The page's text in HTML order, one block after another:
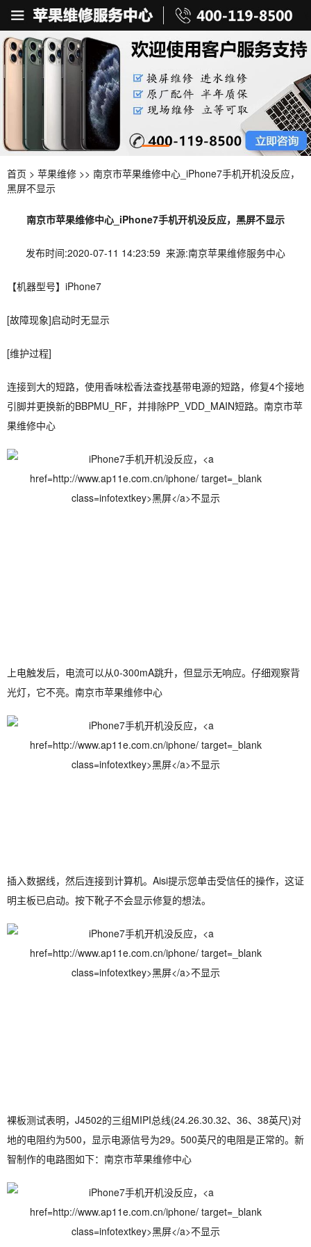
首页 > 苹果维修 >> 南京市苹果维修中心_iPhone7手机开机没反应，
黑屏不显示
南京市苹果维修中心_iPhone7手机开机没反应，黑屏不显示
发布时间:2020-07-11 14:23:59 来源:南京苹果维修服务中心
【机器型号】iPhone7
[故障现象]启动时无显示
[维护过程]
连接到大的短路，使用香味松香法查找基带电源的短路，修复4个接地
引脚并更换新的BBPMU_RF，并排除PP_VDD_MAIN短路。南京市苹
果维修中心
上电触发后，电流可以从0-300mA跳升，但显示无响应。仔细观察背
光灯，它不亮。南京市苹果维修中心
插入数据线，然后连接到计算机。Aisi提示您单击受信任的操作，这证
明主板已启动。按下靴子不会显示修复的想法。
裸板测试表明，J4502的三组MIPI总线(24.26.30.32、36、38英尺)对
地的电阻约为500，显示电源信号为29。500英尺的电阻是正常的。新
智制作的电路图如下：南京市苹果维修中心